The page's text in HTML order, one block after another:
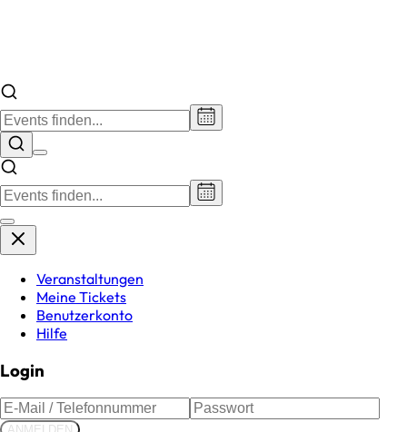
Veranstaltungen
Meine Tickets
Benutzerkonto
Hilfe
Login